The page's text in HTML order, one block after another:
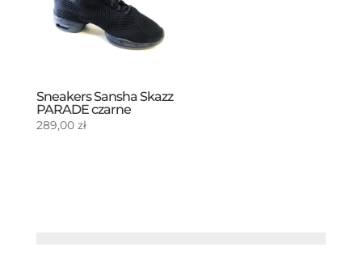
Sneakers Sansha Skazz
PARADE czarne
289,00 zł